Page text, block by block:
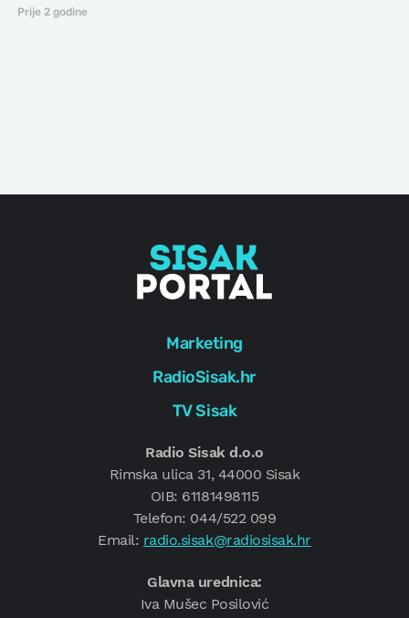
Prije 2 godine
Marketing
RadioSisak.hr
TV Sisak
Radio Sisak d.o.o
Rimska ulica 31, 44000 Sisak
OIB: 61181498115
Telefon: 044/522 099
Email: radio.sisak@radiosisak.hr
Glavna urednica:
Iva Mušec Posilović